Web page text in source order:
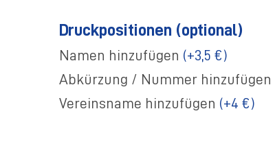
Druckpositionen (optional)
Namen hinzufügen (+3,5 €)
Abkürzung / Nummer hinzufügen
Vereinsname hinzufügen (+4 €)